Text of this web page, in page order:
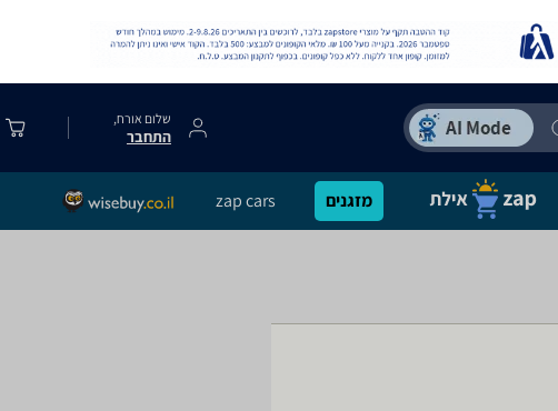
שלום אורח,
התחבר
מזגנים zap cars